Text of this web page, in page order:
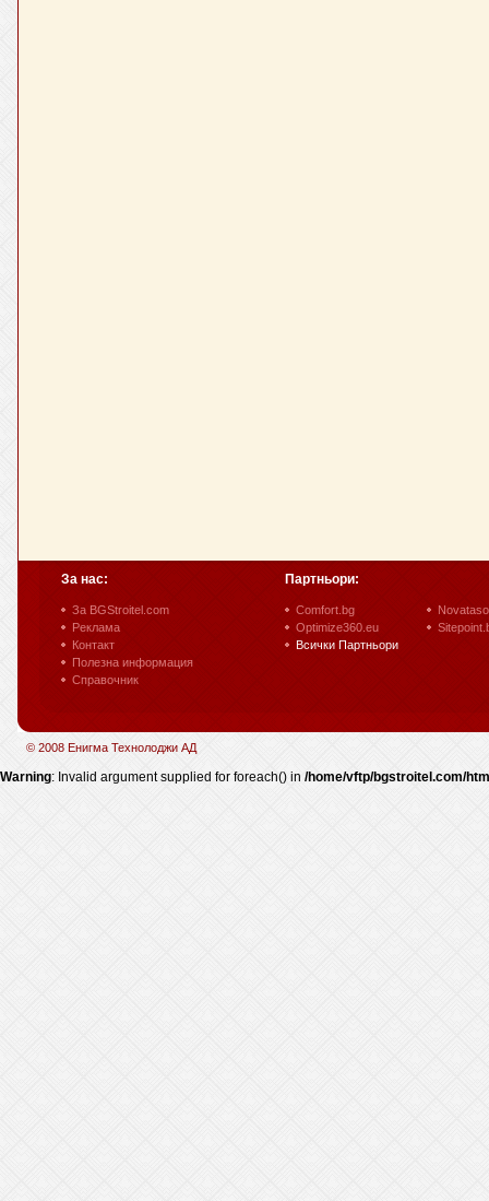
За нас:
За BGStroitel.com
Реклама
Контакт
Полезна информация
Справочник
Партньори:
Comfort.bg
Optimize360.eu
Всички Партньори
© 2008 Енигма Технолоджи АД
Warning: Invalid argument supplied for foreach() in /home/vftp/bgstroitel.com/